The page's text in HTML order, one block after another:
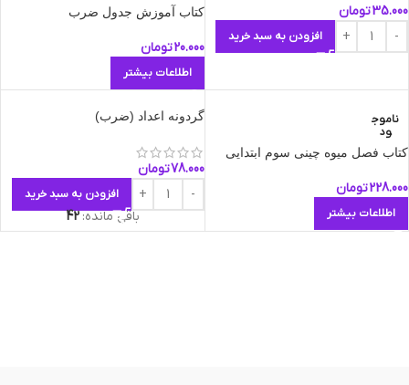
35.000تومان
افزودن به سبد خرید
کتاب آموزش جدول ضرب
20.000تومان
اطلاعات بیشتر
ناموج
ود
کتاب فصل میوه چینی سوم ابتدایی
228.000تومان
اطلاعات بیشتر
گردونه اعداد (ضرب)
78.000تومان
افزودن به سبد خرید
باقی مانده:42